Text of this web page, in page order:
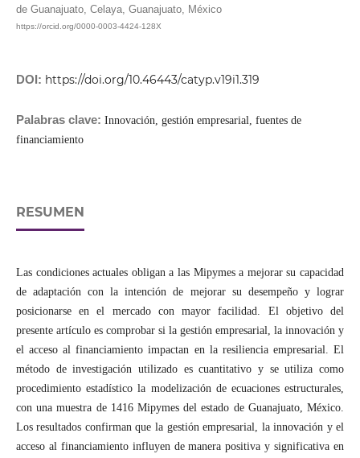
de Guanajuato, Celaya, Guanajuato, México
https://orcid.org/0000-0003-4424-128X
DOI: https://doi.org/10.46443/catyp.v19i1.319
Palabras clave: Innovación, gestión empresarial, fuentes de
financiamiento
RESUMEN
Las condiciones actuales obligan a las Mipymes a mejorar su capacidad
de adaptación con la intención de mejorar su desempeño y lograr
posicionarse en el mercado con mayor facilidad. El objetivo del
presente artículo es comprobar si la gestión empresarial, la innovación y
el acceso al financiamiento impactan en la resiliencia empresarial. El
método de investigación utilizado es cuantitativo y se utiliza como
procedimiento estadístico la modelización de ecuaciones estructurales,
con una muestra de 1416 Mipymes del estado de Guanajuato, México.
Los resultados confirman que la gestión empresarial, la innovación y el
acceso al financiamiento influyen de manera positiva y significativa en